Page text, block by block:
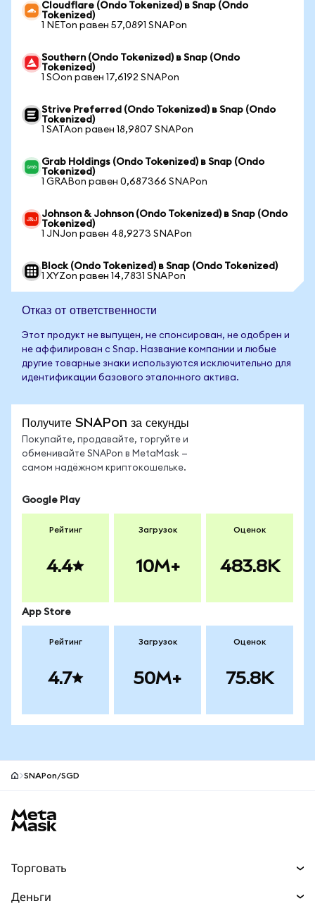
Cloudflare (Ondo Tokenized) в Snap (Ondo
Tokenized)
1 NETon равен 57,0891 SNAPon
Southern (Ondo Tokenized) в Snap (Ondo
Tokenized)
1 SOon равен 17,6192 SNAPon
Strive Preferred (Ondo Tokenized) в Snap (Ondo
Tokenized)
1 SATAon равен 18,9807 SNAPon
Grab Holdings (Ondo Tokenized) в Snap (Ondo
Tokenized)
1 GRABon равен 0,687366 SNAPon
Johnson & Johnson (Ondo Tokenized) в Snap (Ondo
Tokenized)
1 JNJon равен 48,9273 SNAPon
Block (Ondo Tokenized) в Snap (Ondo Tokenized)
1 XYZon равен 14,7831 SNAPon
Отказ от ответственности
Этот продукт не выпущен, не спонсирован, не одобрен и
не аффилирован с Snap. Название компании и любые
другие товарные знаки используются исключительно для
идентификации базового эталонного актива.
Получите SNAPon за секунды
Покупайте, продавайте, торгуйте и
обменивайте SNAPon в MetaMask —
самом надёжном криптокошельке.
Google Play
Рейтинг
4.4
Загрузок
10M+
Оценок
483.8K
App Store
Рейтинг
4.7
Загрузок
50M+
Оценок
75.8K
SNAPon/SGD
Торговать
Деньги